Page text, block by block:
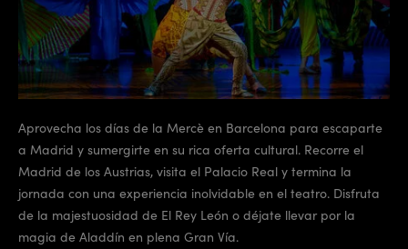
Aprovecha los días de la Mercè en Barcelona para escaparte
a Madrid y sumergirte en su rica oferta cultural. Recorre el
Madrid de los Austrias, visita el Palacio Real y termina la
jornada con una experiencia inolvidable en el teatro. Disfruta
de la majestuosidad de El Rey León o déjate llevar por la
magia de Aladdín en plena Gran Vía.